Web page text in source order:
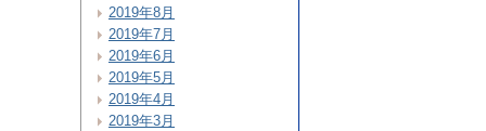
2019年8月
2019年7月
2019年6月
2019年5月
2019年4月
2019年3月